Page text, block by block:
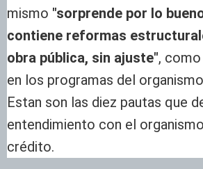
mismo "sorprende por lo
contiene reformas
obra pública, sin ajuste",
en los programas del
Estan son las diez pautas que
entendimiento con el
crédito.